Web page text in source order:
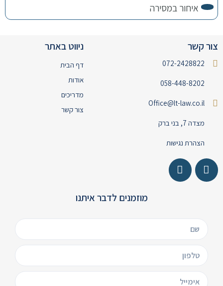
איחור במסירה
צור קשר
072-2428822
058-448-8202
Office@lt-law.co.il
מצדה 7, בני ברק
הצהרת נגישות
ניווט באתר
דף הבית
אודות
מדריכים
צור קשר
מוזמנים לדבר איתנו